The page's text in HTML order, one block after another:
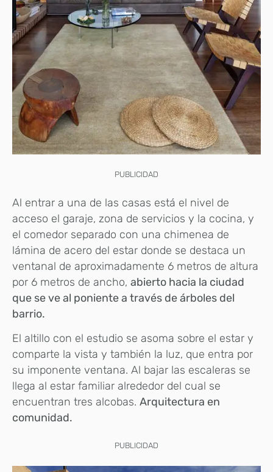
PUBLICIDAD
Al entrar a una de las casas está el nivel de
acceso el garaje, zona de servicios y la cocina, y
el comedor separado con una chimenea de
lámina de acero del estar donde se destaca un
ventanal de aproximadamente 6 metros de altura
por 6 metros de ancho, abierto hacia la ciudad
que se ve al poniente a través de árboles del
barrio.
El altillo con el estudio se asoma sobre el estar y
comparte la vista y también la luz, que entra por
su imponente ventana. Al bajar las escaleras se
llega al estar familiar alrededor del cual se
encuentran tres alcobas. Arquitectura en
comunidad.
PUBLICIDAD